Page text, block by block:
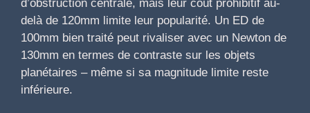
d’obstruction centrale, mais leur coût prohibitif au-
delà de 120mm limite leur popularité. Un ED de
100mm bien traité peut rivaliser avec un Newton de
130mm en termes de contraste sur les objets
planétaires – même si sa magnitude limite reste
inférieure.